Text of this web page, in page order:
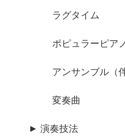
ラグタイム
ポピュラーピア
アンサンブル（
変奏曲
► 演奏技法